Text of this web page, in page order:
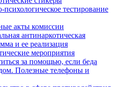
тестирование
акты комиссии
антинаркотическая
и ее реализация
мероприятия
за помощью, если беда
Полезные телефоны и